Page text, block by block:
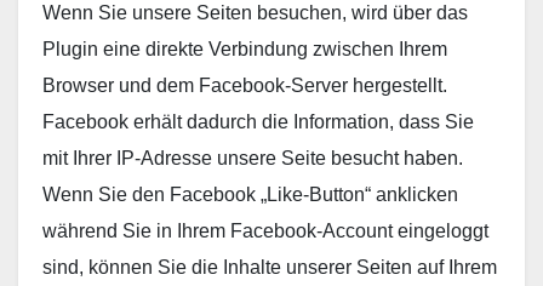
Wenn Sie unsere Seiten besuchen, wird über das
Plugin eine direkte Verbindung zwischen Ihrem
Browser und dem Facebook-Server hergestellt.
Facebook erhält dadurch die Information, dass Sie
mit Ihrer IP-Adresse unsere Seite besucht haben.
Wenn Sie den Facebook „Like-Button“ anklicken
während Sie in Ihrem Facebook-Account eingeloggt
sind, können Sie die Inhalte unserer Seiten auf Ihrem